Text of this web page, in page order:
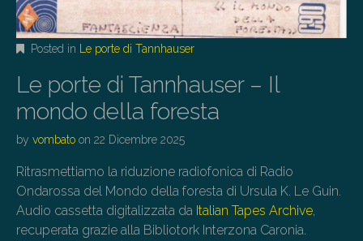
Posted in Le porte di Tannhauser
Le porte di Tannhauser – Il
mondo della foresta
by vombato on 22 Dicembre 2025
Ritrasmettiamo la riduzione radiofonica di Radio
Ondarossa del Mondo della foresta di Ursula K. Le Guin.
Audio cassetta digitalizzata da Italian Tapes Archive,
recuperata grazie alla Bibliotork Interzona Caronia.